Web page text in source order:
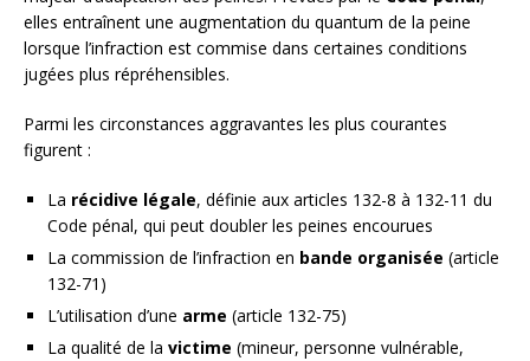
elles entraînent une augmentation du quantum de la peine
lorsque l’infraction est commise dans certaines conditions
jugées plus répréhensibles.
Parmi les circonstances aggravantes les plus courantes
figurent :
La récidive légale, définie aux articles 132-8 à 132-11 du
Code pénal, qui peut doubler les peines encourues
La commission de l’infraction en bande organisée (article
132-71)
L’utilisation d’une arme (article 132-75)
La qualité de la victime (mineur, personne vulnérable,